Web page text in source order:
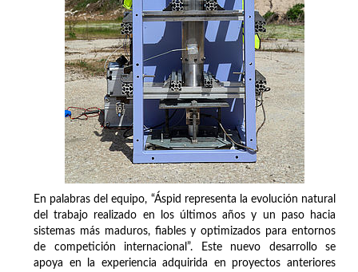
En palabras del equipo, “Áspid representa la evolución natural
del trabajo realizado en los últimos años y un paso hacia
sistemas más maduros, fiables y optimizados para entornos
de competición internacional”. Este nuevo desarrollo se
apoya en la experiencia adquirida en proyectos anteriores